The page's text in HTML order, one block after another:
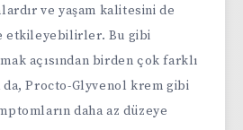
ve yaşam kalitesini de
etkileyebilirler. Bu gibi
açısından birden çok farklı
Procto-Glyvenol krem gibi
daha az düzeye